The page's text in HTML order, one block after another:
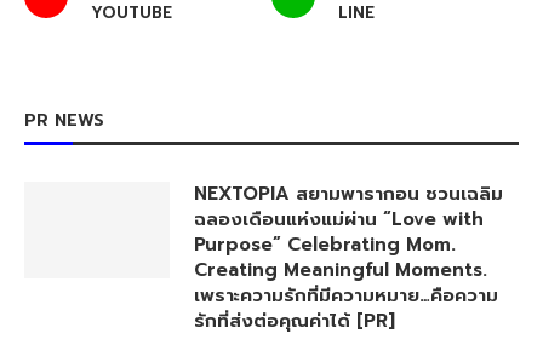
YOUTUBE LINE
PR NEWS
NEXTOPIA สยามพารากอน ชวนเฉลิม
ฉลองเดือนแห่งแม่ผ่าน “Love with
Purpose” Celebrating Mom.
Creating Meaningful Moments.
เพราะความรักที่มีความหมาย…คือความ
รักที่ส่งต่อคุณค่าได้ [PR]